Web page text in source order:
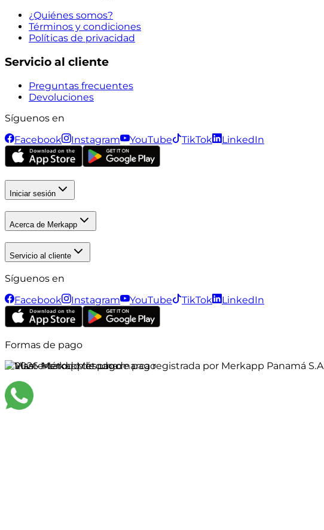
¿Quiénes somos?
Términos y condiciones
Políticas de privacidad
Servicio al cliente
Preguntas frecuentes
Devoluciones
Síguenos en
Facebook
Instagram YouTube TikTok LinkedIn
Iniciar sesión
Acerca de Merkapp
Servicio al cliente
Síguenos en
Facebook
Instagram YouTube TikTok LinkedIn
Formas de pago
©2026Merkapp es una marca registrada por Merkapp Panamá S.A